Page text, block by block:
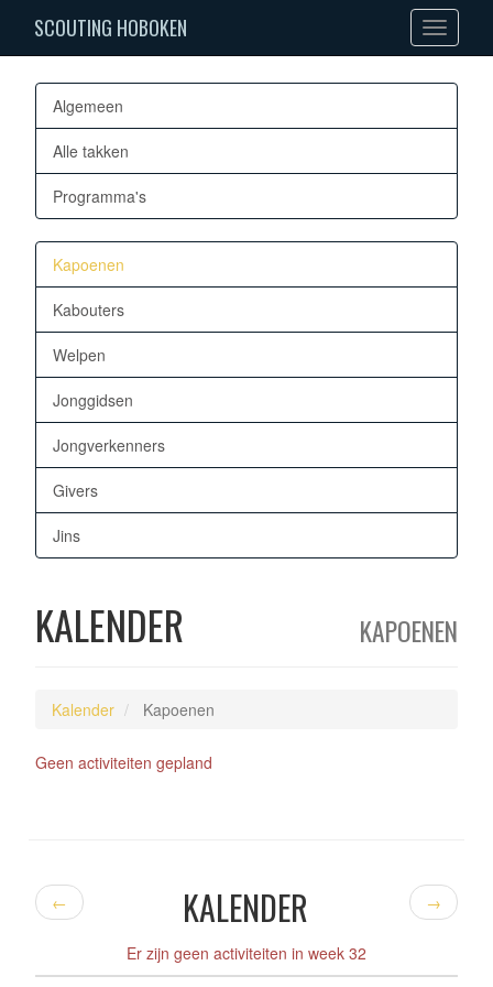
Toggle
navigation
SCOUTING HOBOKEN
Algemeen
Alle takken
Programma's
Kapoenen
Kabouters
Welpen
Jonggidsen
Jongverkenners
Givers
Jins
KALENDER KAPOENEN
Kalender Kapoenen
Geen activiteiten gepland
← KALENDER →
Er zijn geen activiteiten in week 32